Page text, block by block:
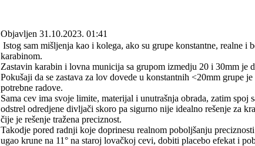
Objavljen 31.10.2023. 01:41
Istog sam mišljenja kao i kolega, ako su grupe konstantne, realne
karabinom.
Zastavin karabin i lovna municija sa grupom izmedju 20 i 30mm
Pokušaji da se zastava za lov dovede u konstantnih <20mm grupe
potrebne radove.
Sama cev ima svoje limite, materijal i unutrašnja obrada, zatim
odstrel odredjene divljači skoro pa sigurno nije idealno rešenje za
čije je rešenje tražena preciznost.
Takodje pored radnji koje doprinesu realnom poboljšanju
ugao krune na 11° na staroj lovačkoj cevi, dobiti placebo efekat i